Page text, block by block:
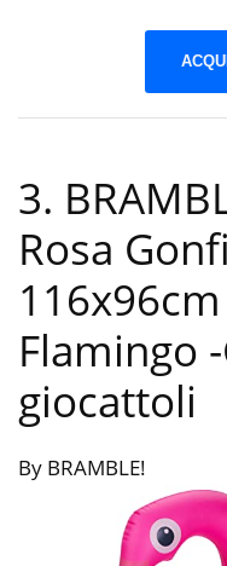
3.
Rosa
Flamingo
giocattoli
By BRAMBLE!